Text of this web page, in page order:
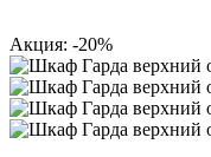
Акция: -20%